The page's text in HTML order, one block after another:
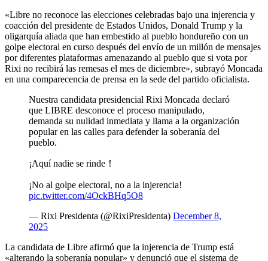
«Libre no reconoce las elecciones celebradas bajo una injerencia y
coacción del presidente de Estados Unidos, Donald Trump y la
oligarquía aliada que han embestido al pueblo hondureño con un
golpe electoral en curso después del envío de un millón de mensajes
por diferentes plataformas amenazando al pueblo que si vota por
Rixi no recibirá las remesas el mes de diciembre», subrayó Moncada
en una comparecencia de prensa en la sede del partido oficialista.
Nuestra candidata presidencial Rixi Moncada declaró
que LIBRE desconoce el proceso manipulado,
demanda su nulidad inmediata y llama a la organización
popular en las calles para defender la soberanía del
pueblo.
¡Aquí nadie se rinde！
¡No al golpe electoral, no a la injerencia!
pic.twitter.com/4OckBHq5O8
— Rixi Presidenta (@RixiPresidenta) December 8,
2025
La candidata de Libre afirmó que la injerencia de Trump está
«alterando la soberanía popular» y denunció que el sistema de